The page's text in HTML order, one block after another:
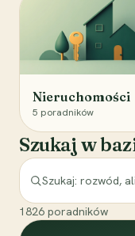
Nieruchomości
5 poradników
Szukaj w
1826 poradników